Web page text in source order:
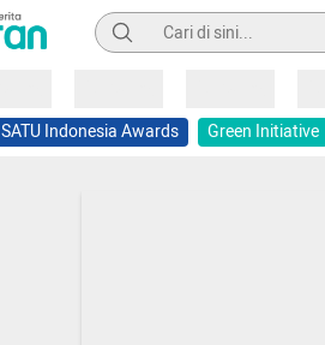
Pencarian
SATU Indonesia Awards Green Initiative